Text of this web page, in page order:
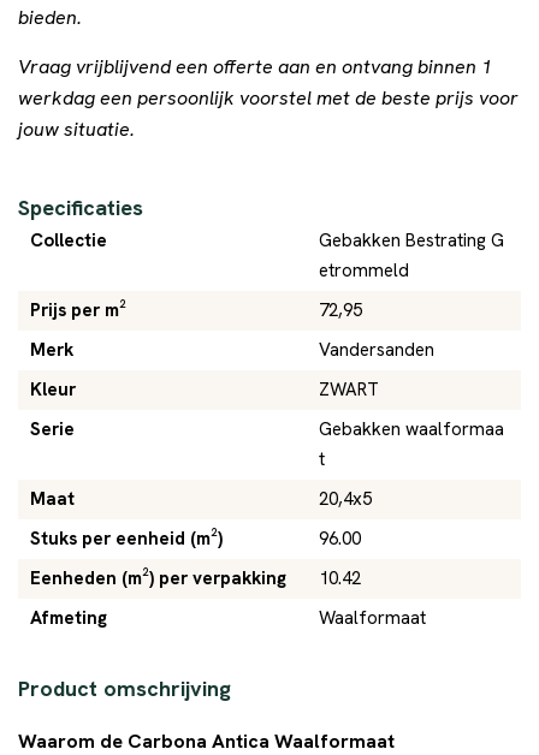
bieden.
Vraag vrijblijvend een offerte aan en ontvang binnen 1
werkdag een persoonlijk voorstel met de beste prijs voor
jouw situatie.
Specificaties
Collectie
Gebakken Bestrating G
etrommeld
Prijs per m²
72,95
Merk
Vandersanden
Kleur
ZWART
Serie
Gebakken waalformaa
t
Maat
20,4x5
Stuks per eenheid (m²)
96.00
Eenheden (m²) per verpakking
10.42
Afmeting
Waalformaat
Product omschrijving
Waarom de Carbona Antica Waalformaat